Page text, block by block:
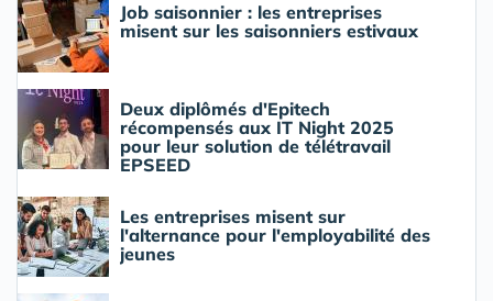
Job saisonnier : les entreprises
misent sur les saisonniers estivaux
Deux diplômés d'Epitech
récompensés aux IT Night 2025
pour leur solution de télétravail
EPSEED
Les entreprises misent sur
l'alternance pour l'employabilité des
jeunes